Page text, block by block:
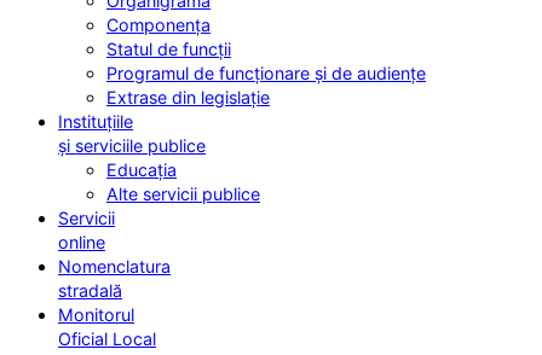
Componența
Statul de funcții
Programul de funcționare și de audiențe
Extrase din legislație
Instituțiile
și serviciile publice
Educația
Alte servicii publice
Servicii
online
Nomenclatura
stradală
Monitorul
Oficial Local